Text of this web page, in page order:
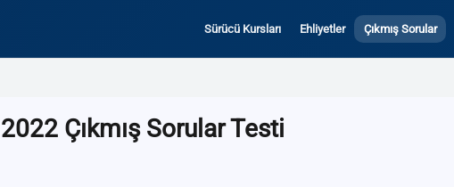
Sürücü Kursları Ehliyetler Çıkmış Sorular
Çıkmış Sorular Testi